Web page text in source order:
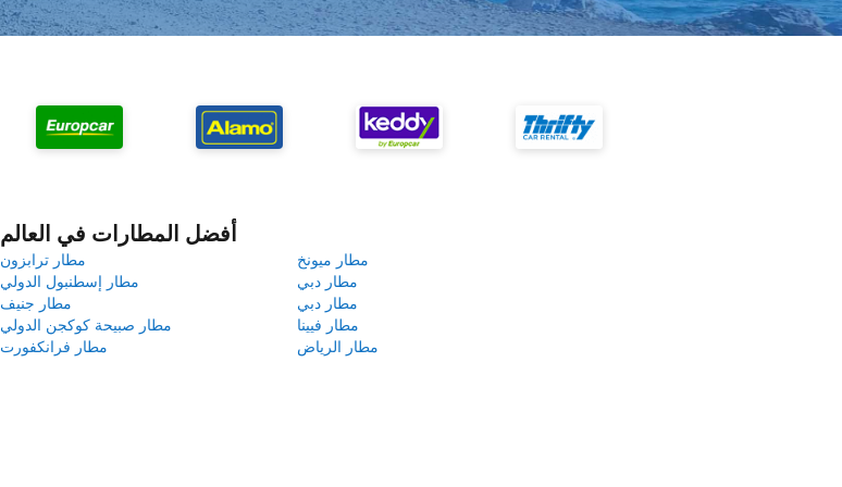
أفضل المطارات في العالم
مطار ترابزون
مطار ميونخ
مطار إسطنبول الدولي
مطار دبي
مطار جنيف
مطار دبي
مطار صبيحة كوكجن الدولي
مطار فيينا
مطار فرانكفورت
مطار الرياض